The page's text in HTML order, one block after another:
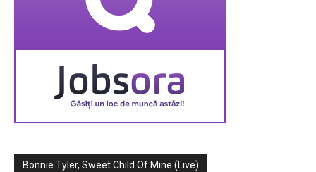
Bonnie Tyler, Sweet Child Of Mine (Live)